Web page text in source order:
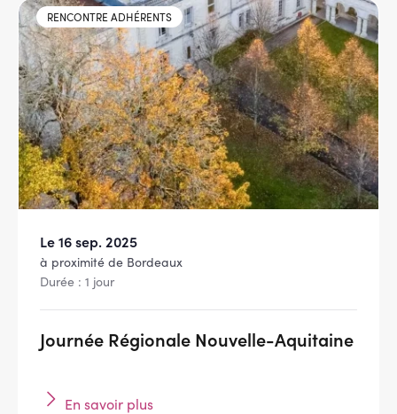
RENCONTRE ADHÉRENTS
Le 16 sep. 2025
à proximité de Bordeaux
Durée : 1 jour
Journée Régionale Nouvelle-Aquitaine
En savoir plus